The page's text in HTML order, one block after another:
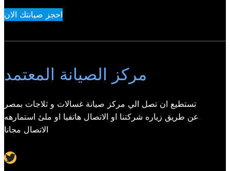
احجز صيانتك الان
مركز الصيانة المعتمد
تستطيع ان تصل الي مركز صيانة غسالات و ثلاجات بمصر
عن طريق زياره شركتنا او الاتصال هاتفيا او ملئ استمارهه
الاتصال مجانا
Twitter